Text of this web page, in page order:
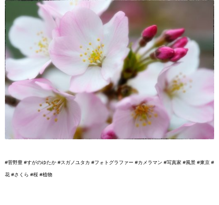
#菅野豊 #すがのゆたか #スガノユタカ #フォトグラファー #カメラマン #写真家 #風景 #東京 #
花 #さくら #桜 #植物